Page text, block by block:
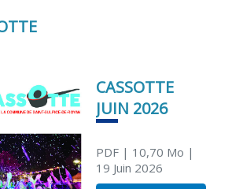
CASSOTTE
JUIN 2026
PDF| 10,70 Mo |
19 Juin 2026